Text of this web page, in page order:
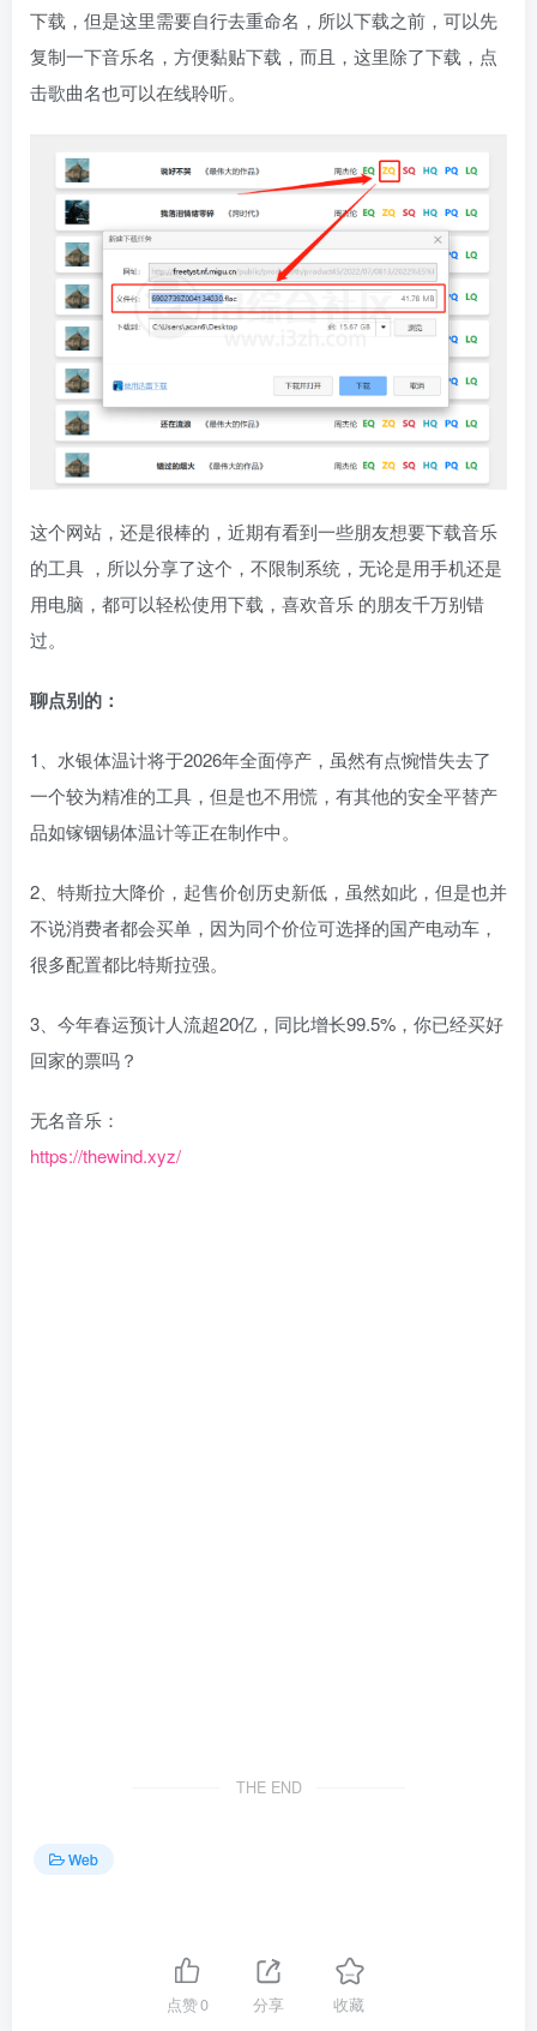
下载，但是这里需要自行去重命名，所以下载之前，可以先
复制一下音乐名，方便黏贴下载，而且，这里除了下载，点
击歌曲名也可以在线聆听。
这个网站，还是很棒的，近期有看到一些朋友想要下载音乐
的工具 ，所以分享了这个，不限制系统，无论是用手机还是
用电脑，都可以轻松使用下载，喜欢音乐 的朋友千万别错
过。
聊点别的：
1、水银体温计将于2026年全面停产，虽然有点惋惜失去了
一个较为精准的工具，但是也不用慌，有其他的安全平替产
品如镓铟锡体温计等正在制作中。
2、特斯拉大降价，起售价创历史新低，虽然如此，但是也并
不说消费者都会买单，因为同个价位可选择的国产电动车，
很多配置都比特斯拉强。
3、今年春运预计人流超20亿，同比增长99.5%，你已经买好
回家的票吗？
无名音乐：
https://thewind.xyz/
THE END
Web
点赞0 分享 收藏